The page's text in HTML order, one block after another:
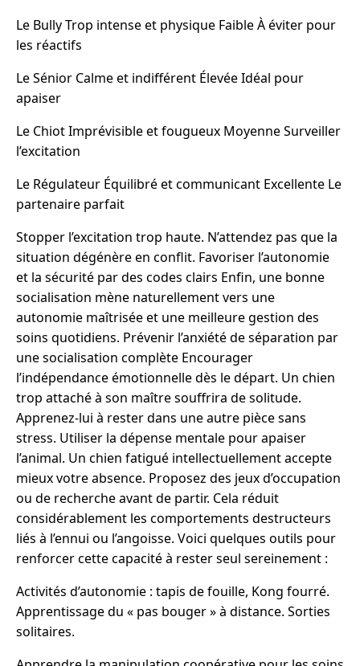
Le Bully Trop intense et physique Faible À éviter pour
les réactifs
Le Sénior Calme et indifférent Élevée Idéal pour
apaiser
Le Chiot Imprévisible et fougueux Moyenne Surveiller
l’excitation
Le Régulateur Équilibré et communicant Excellente Le
partenaire parfait
Stopper l’excitation trop haute. N’attendez pas que la
situation dégénère en conflit. Favoriser l’autonomie
et la sécurité par des codes clairs Enfin, une bonne
socialisation mène naturellement vers une
autonomie maîtrisée et une meilleure gestion des
soins quotidiens. Prévenir l’anxiété de séparation par
une socialisation complète Encourager
l’indépendance émotionnelle dès le départ. Un chien
trop attaché à son maître souffrira de solitude.
Apprenez-lui à rester dans une autre pièce sans
stress. Utiliser la dépense mentale pour apaiser
l’animal. Un chien fatigué intellectuellement accepte
mieux votre absence. Proposez des jeux d’occupation
ou de recherche avant de partir. Cela réduit
considérablement les comportements destructeurs
liés à l’ennui ou l’angoisse. Voici quelques outils pour
renforcer cette capacité à rester seul sereinement :
Activités d’autonomie : tapis de fouille, Kong fourré.
Apprentissage du « pas bouger » à distance. Sorties
solitaires.